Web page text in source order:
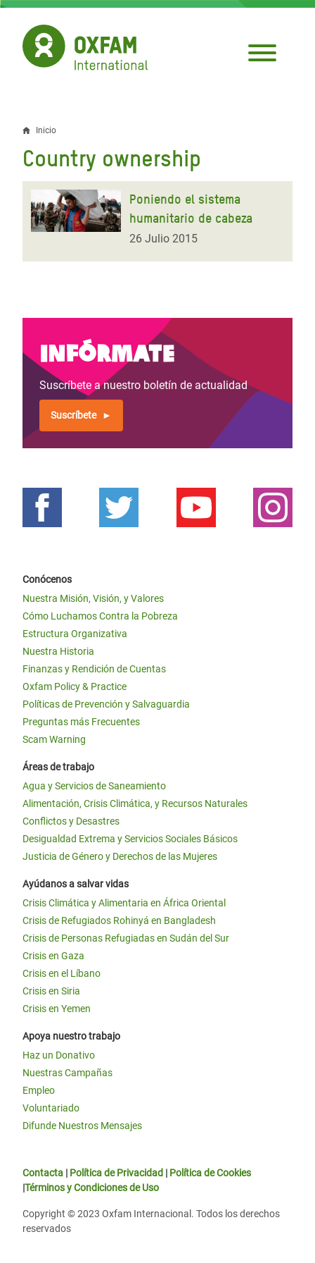
Pasar
contenido
principal
Sobrescribir
enlaces
de
ayuda
la
Inicio
Country ownership
Poniendo el sistema
humanitario de cabeza
26 Julio 2015
Infórmate
Suscríbete a nuestro boletín de actualidad
Suscríbete
Conócenos
Nuestra Misión, Visión, y Valores
Cómo Luchamos Contra la Pobreza
Estructura Organizativa
Nuestra Historia
Finanzas y Rendición de Cuentas
Oxfam Policy & Practice
Políticas de Prevención y Salvaguardia
Preguntas más Frecuentes
Scam Warning
Áreas de trabajo
Agua y Servicios de Saneamiento
Alimentación, Crisis Climática, y Recursos Naturales
Conflictos y Desastres
Desigualdad Extrema y Servicios Sociales Básicos
Justicia de Género y Derechos de las Mujeres
Ayúdanos a salvar vidas
Crisis Climática y Alimentaria en África Oriental
Crisis de Refugiados Rohinyá en Bangladesh
Crisis de Personas Refugiadas en Sudán del Sur
Crisis en Gaza
Crisis en el Líbano
Crisis en Siria
Crisis en Yemen
Apoya nuestro trabajo
Haz un Donativo
Nuestras Campañas
Empleo
Voluntariado
Difunde Nuestros Mensajes
Contacta | Política de Privacidad | Política de Cookies
|Términos y Condiciones de Uso
Copyright © 2023 Oxfam Internacional. Todos los derechos
reservados